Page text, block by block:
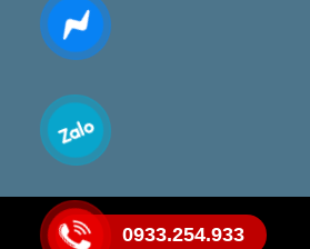
0933.254.933